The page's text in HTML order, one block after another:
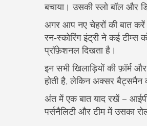
बचाया। उसकी स्लो बॉल और
अगर आप नए चेहरों की बात करें
रन‑स्कोरिंग इंट्री ने कई
प्रॉफ़ेशनल दिखता है।
इन सभी खिलाड़ियों की फ़ॉर्म
होती है, लेकिन अक्सर बैट्समैन
अंत में एक बात याद रखें –
पर्सनैलिटी और टीम में उसका